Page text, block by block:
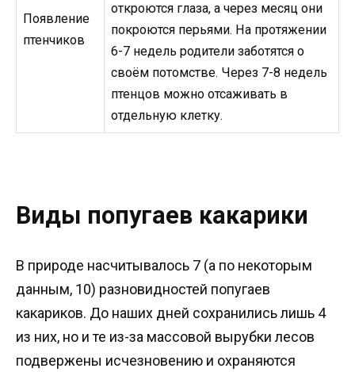
Появление
птенчиков
откроются глаза, а через месяц они
покроются перьями. На протяжении
6-7 недель родители заботятся о
своём потомстве. Через 7-8 недель
птенцов можно отсаживать в
отдельную клетку.
Виды попугаев какарики
В природе насчитывалось 7 (а по некоторым
данным, 10) разновидностей попугаев
какариков. До наших дней сохранились лишь 4
из них, но и те из-за массовой вырубки лесов
подвержены исчезновению и охраняются